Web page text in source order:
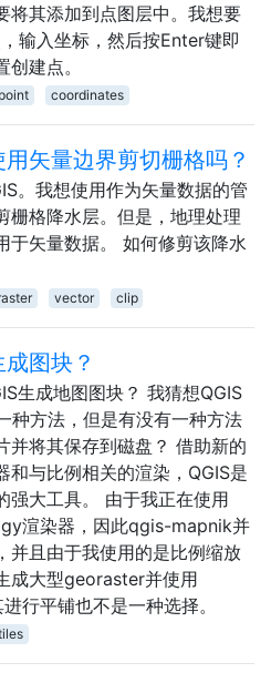
将其添加到点图层中。我想要
输入坐标，然后按Enter键即
建点。
point coordinates
矢量边界剪切栅格吗？
。我想使用作为矢量数据的管
栅格降水层。但是，地理处理
于矢量数据。 如何修剪该降水
vector clip
图块？
生成地图图块？ 我猜想QGIS
种方法，但是有没有一种方法
并将其保存到磁盘？ 借助新的
和与比例相关的渲染，QGIS是
强大工具。 由于我正在使用
渲染器，因此qgis-mapnik并
并且由于我使用的是比例缩放
成大型georaster并使用
行平铺也不是一种选择。